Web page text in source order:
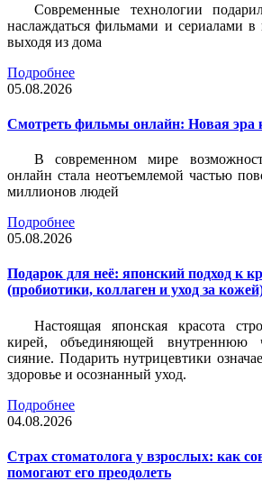
Современные технологии
наслаждаться фильмами и сериалами в
выходя из дома
Подробнее
05.08.2026
Смотреть фильмы онлайн: Новая эра
В современном мире
онлайн стала неотъемлемой частью
миллионов людей
Подробнее
05.08.2026
Подарок для неё: японский подход к
(пробиотики, коллаген и уход за
Настоящая японская красота
кирей, объединяющей внутреннюю
сияние. Подарить нутрицевтики
здоровье и осознанный уход.
Подробнее
04.08.2026
Страх стоматолога у взрослых: как
помогают его преодолеть